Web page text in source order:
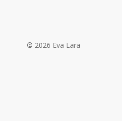
© 2026 Eva Lara